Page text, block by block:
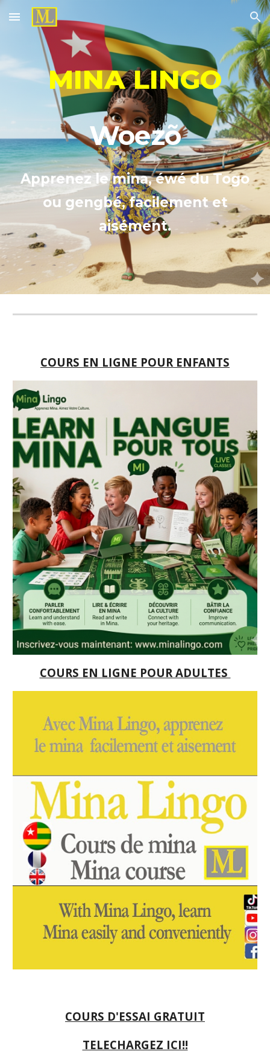
Skip to main content Skip to navigation
MINA LINGO
Woezõ
Apprenez le mina,éwédu Togo
ou gengbé, facilement et
aisément.
COURS EN LIGNE POUR ENFANTS
COURS EN LIGNE POUR ADULTES
COURS D'ESSAI GRATUIT
TELECHARGEZ ICI!!